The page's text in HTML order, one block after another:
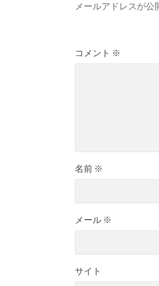
メールアドレスが公
コメント ※
名前 ※
メール ※
サイト